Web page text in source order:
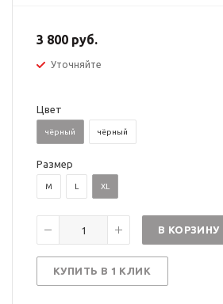
3 800 руб.
Уточняйте
Цвет
чёрный чёрный
Размер
M L XL
В КОРЗИНУ
КУПИТЬ В 1 КЛИК